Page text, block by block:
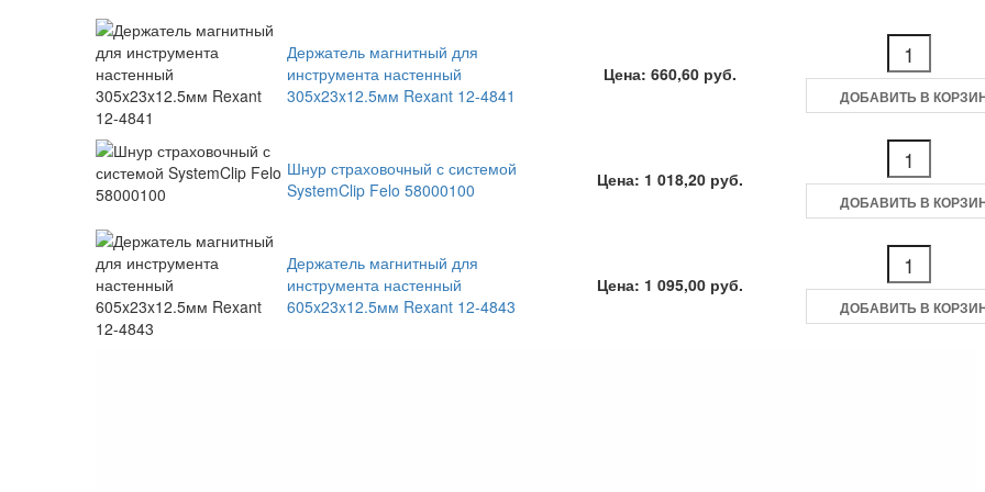
Держатель магнитный для
инструмента настенный
305x23x12.5мм Rexant 12-4841
Цена: 660,60 руб.
ДОБАВИТЬ В
Шнур страховочный с системой
SystemClip Felo 58000100
Цена: 1 018,20 руб.
ДОБАВИТЬ В
Держатель магнитный для
инструмента настенный
605x23x12.5мм Rexant 12-4843
Цена: 1 095,00 руб.
ДОБАВИТЬ В